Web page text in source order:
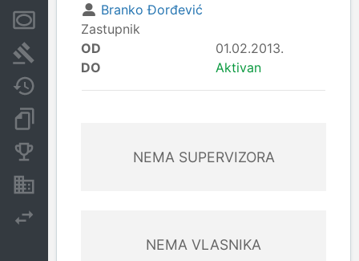
Menice i zaloge
Sudski sporovi
Konkurentske kompanije
Branko Đorđević
Zastupnik
OD
01.02.2013.
DO
Aktivan
NEMA SUPERVIZORA
NEMA VLASNIKA